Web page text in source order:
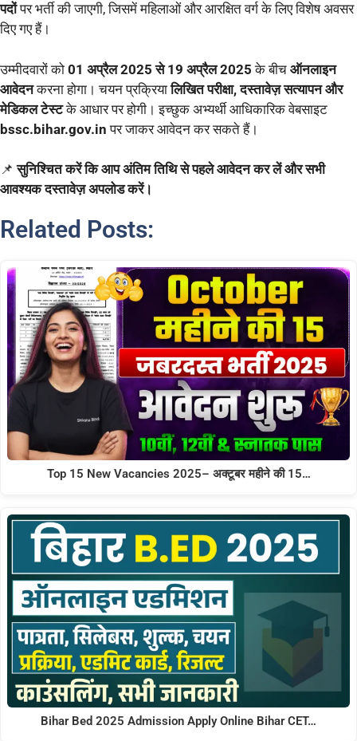
पदोंपर भर्ती की जाएगी, जिसमें महिलाओं और आरक्षित वर्ग के लिए विशेष अवसर
दिए गए हैं।
उम्मीदवारों को 01 अप्रैल 2025 से 19 अप्रैल 2025 के बीच ऑनलाइन
आवेदनकरना होगा। चयन प्रक्रियालिखित परीक्षा, दस्तावेज़ सत्यापन और
मेडिकल टेस्टके आधार पर होगी। इच्छुक अभ्यर्थी आधिकारिक वेबसाइट
bssc.bihar.gov.in पर जाकर आवेदन कर सकते हैं।
📌सुनिश्चित करें कि आप अंतिम तिथि से पहले आवेदन कर लें और सभी
आवश्यक दस्तावेज़ अपलोड करें।
Related Posts:
Top 15 New Vacancies 2025– अक्टूबर महीने की 15…
Bihar Bed 2025 Admission Apply Online Bihar CET…